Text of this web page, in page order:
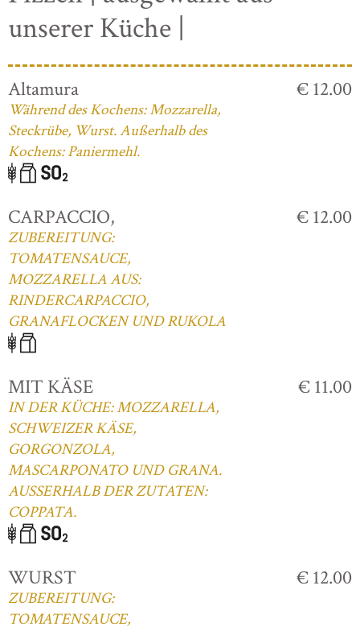
unserer Küche |
Altamura
Während des Kochens: Mozzarella,
Steckrübe, Wurst. Außerhalb des
Kochens: Paniermehl.
€ 12.00
CARPACCIO,
ZUBEREITUNG:
TOMATENSAUCE,
MOZZARELLA AUS:
RINDERCARPACCIO,
GRANAFLOCKEN UND RUKOLA
€ 12.00
MIT KÄSE
IN DER KÜCHE: MOZZARELLA,
SCHWEIZER KÄSE,
GORGONZOLA,
MASCARPONATO UND GRANA.
AUSSERHALB DER ZUTATEN:
COPPATA.
€ 11.00
WURST
ZUBEREITUNG:
TOMATENSAUCE,
€ 12.00